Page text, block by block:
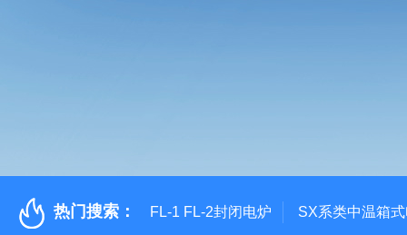
热门搜索： FL-1 FL-2封闭电炉 SX系类中温箱